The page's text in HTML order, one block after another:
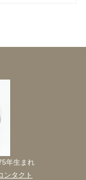
年生まれ
ンタクト